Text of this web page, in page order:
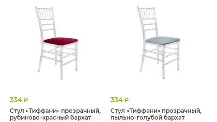
334 Р
Стул «Тиффани» прозрачный,
рубиново-красный бархат
334 Р
Стул «Тиффани» прозрачный,
пыльно-голубой бархат